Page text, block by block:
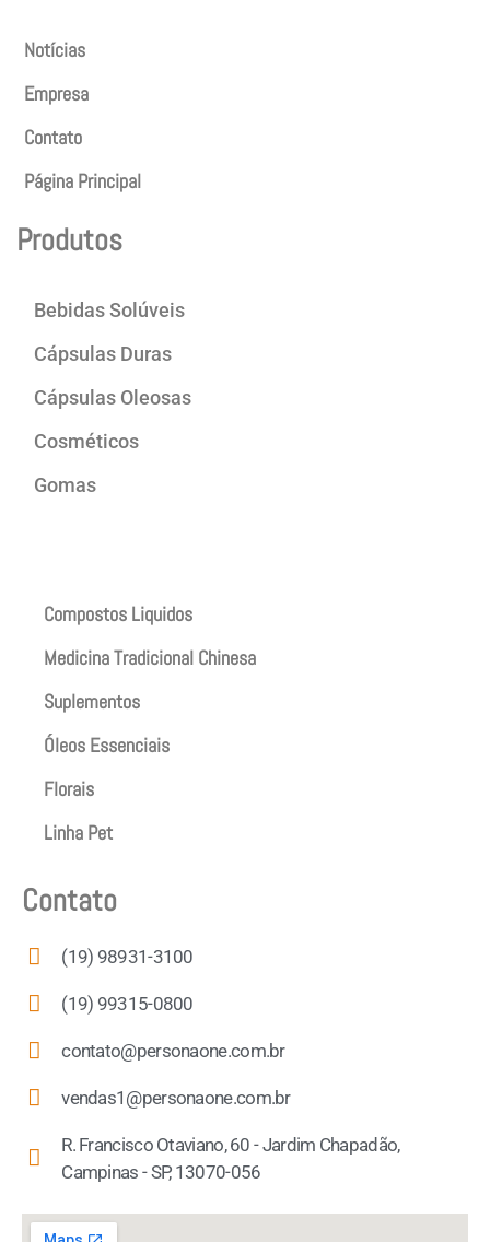
Notícias
Empresa
Contato
Página Principal
Produtos
Bebidas Solúveis
Cápsulas Duras
Cápsulas Oleosas
Cosméticos
Gomas
Compostos Liquidos
Medicina Tradicional Chinesa
Suplementos
Óleos Essenciais
Florais
Linha Pet
Contato
(19) 98931-3100
(19) 99315-0800
contato@personaone.com.br
vendas1@personaone.com.br
R. Francisco Otaviano, 60 - Jardim Chapadão,
Campinas - SP, 13070-056